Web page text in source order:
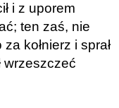
i z uporem
ten zaś, nie
kołnierz i sprał
wrzeszczeć